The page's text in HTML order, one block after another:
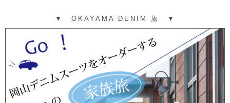
▼ OKAYAMA DENIM 旅 ▼